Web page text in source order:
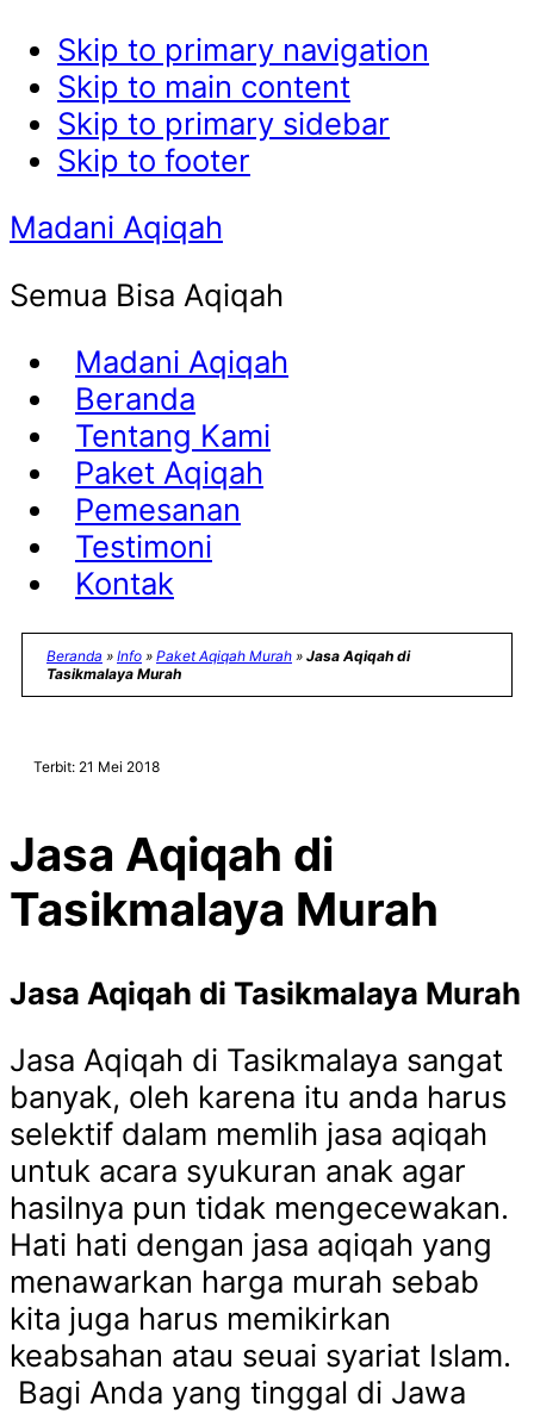
Skip to primary navigation
Skip to main content
Skip to primary sidebar
Skip to footer
Madani Aqiqah
Semua Bisa Aqiqah
Madani Aqiqah
Beranda
Tentang Kami
Paket Aqiqah
Pemesanan
Testimoni
Kontak
Beranda » Info » Paket Aqiqah Murah » Jasa Aqiqah di
Tasikmalaya Murah
Terbit: 21 Mei 2018
Jasa Aqiqah di
Tasikmalaya Murah
Jasa Aqiqah di Tasikmalaya Murah
Jasa Aqiqah di Tasikmalaya sangat
banyak, oleh karena itu anda harus
selektif dalam memlih jasa aqiqah
untuk acara syukuran anak agar
hasilnya pun tidak mengecewakan.
Hati hati dengan jasa aqiqah yang
menawarkan harga murah sebab
kita juga harus memikirkan
keabsahan atau seuai syariat Islam.
Bagi Anda yang tinggal di Jawa